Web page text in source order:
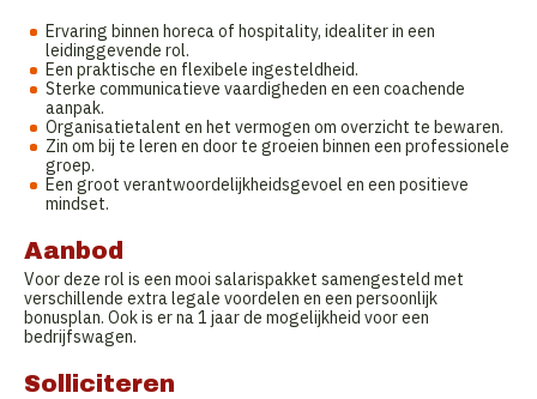
Ervaring binnen horeca of hospitality, idealiter in een
leidinggevende rol.
Een praktische en flexibele ingesteldheid.
Sterke communicatieve vaardigheden en een coachende
aanpak.
Organisatietalent en het vermogen om overzicht te bewaren.
Zin om bij te leren en door te groeien binnen een professionele
groep.
Een groot verantwoordelijkheidsgevoel en een positieve
mindset.
Aanbod
Voor deze rol is een mooi salarispakket samengesteld met
verschillende extra legale voordelen en een persoonlijk
bonusplan. Ook is er na 1 jaar de mogelijkheid voor een
bedrijfswagen.
Solliciteren